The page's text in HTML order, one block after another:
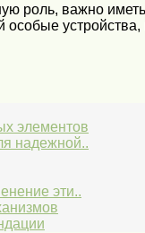
роль, важно
элементов
надежной..
эти..